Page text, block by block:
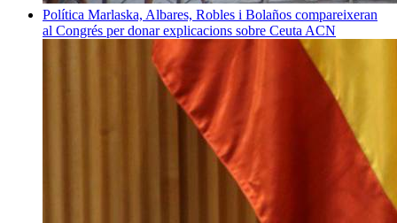
Política Marlaska, Albares, Robles i Bolaños compareixeran
al Congrés per donar explicacions sobre Ceuta ACN